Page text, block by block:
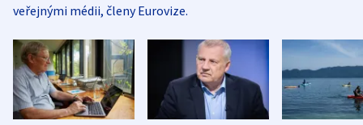
veřejnými médii, členy Eurovize.